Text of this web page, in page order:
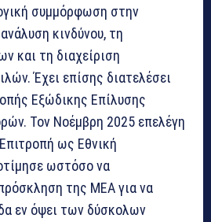
συμμόρφωση στην
κινδύνου, τη
και τη διαχείριση
Έχει επίσης διατελέσει
Εξώδικης Επίλυσης
Τον Νοέμβρη 2025 επελέγη
ως Εθνική
ωστόσο να
της ΜΕΑ για να
εν όψει των δύσκολων